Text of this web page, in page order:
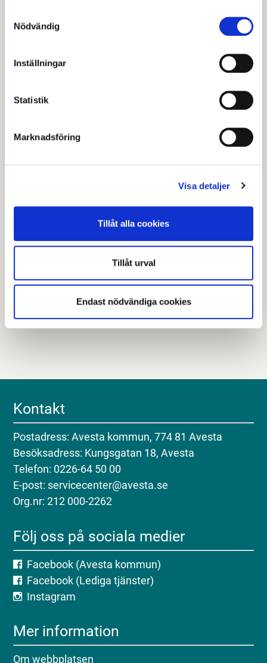
Nödvändig
Inställningar
Statistik
Marknadsföring
Visa detaljer
Tillåt alla cookies
Tillåt urval
Endast nödvändiga cookies
Hälsobesök och vaccinationer
barnhälsa
Rutiner för åtgärder mot kränkande
Nej
Kontakt
Postadress: Avesta kommun, 774 81 Avesta
Besöksadress: Kungsgatan 18, Avesta
Telefon: 0226-64 50 00
E-post: servicecenter@avesta.se
Org.nr: 212 000-2262
Följ oss på sociala medier
Facebook (Avesta kommun)
Facebook (Lediga tjänster)
Instagram
Mer information
Om webbplatsen